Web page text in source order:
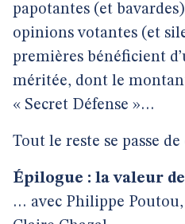
papotantes (et
opinions votantes (et
premières bénéficient
méritée, dont le
« Secret Défense »…
Tout le reste se passe
Épilogue : la valeur
… avec Philippe